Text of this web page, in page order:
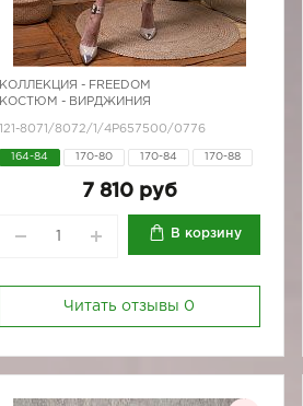
КОЛЛЕКЦИЯ - FREEDOM
КОСТЮМ - ВИРДЖИНИЯ
121-8071/8072/1/4Р657500/0776
164-84 170-80 170-84 170-88
7 810 руб
В корзину
Читать отзывы 0